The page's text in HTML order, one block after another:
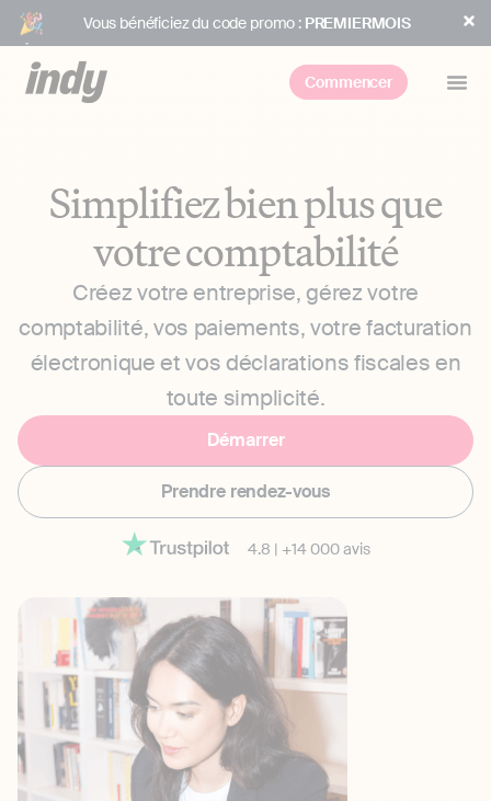
Vous bénéficiez du code promo : PREMIERMOIS
Commencer
Simplifiez bien plus que
votre comptabilité
Créez votre entreprise, gérez votre
comptabilité, vos paiements, votre facturation
électronique et vos déclarations fiscales en
toute simplicité.
Démarrer
Prendre rendez-vous
4.8 | +14 000 avis